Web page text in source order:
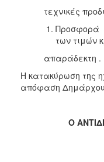
τεχνικές
Προσφορά
των τιμών
απαράδεκτη .
Η κατακύρωση της
απόφαση
Ο